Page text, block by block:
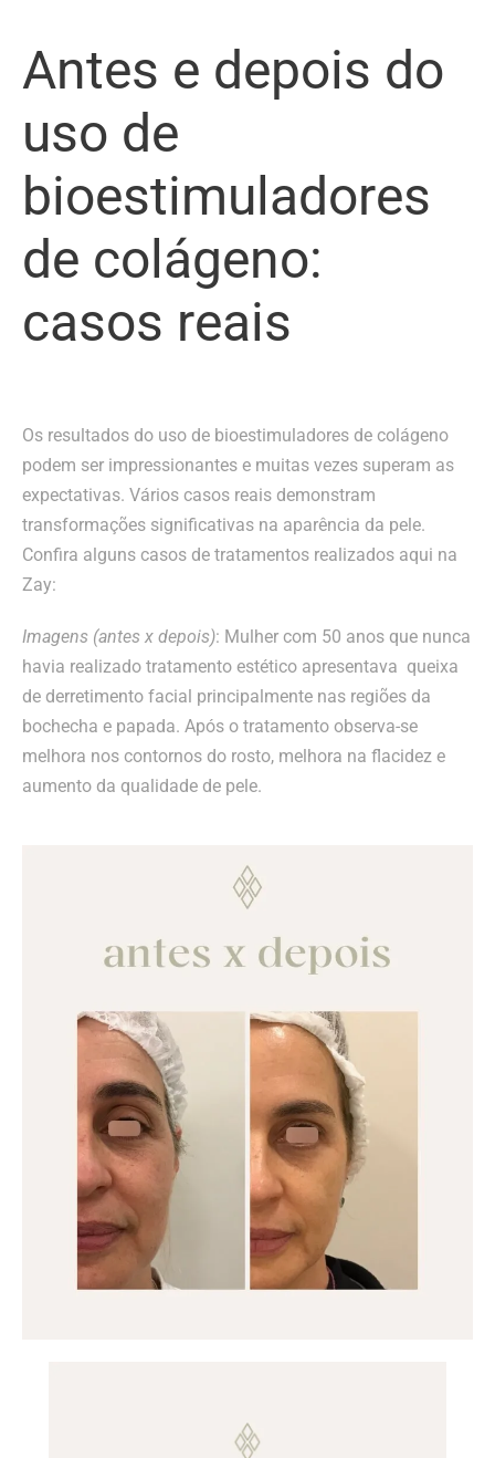
Antes e depois do
uso de
bioestimuladores
de colágeno:
casos reais
Os resultados do uso de bioestimuladores de colágeno
podem ser impressionantes e muitas vezes superam as
expectativas. Vários casos reais demonstram
transformações significativas na aparência da pele.
Confira alguns casos de tratamentos realizados aqui na
Zay:
Imagens (antes x depois): Mulher com 50 anos que nunca
havia realizado tratamento estético apresentava queixa
de derretimento facial principalmente nas regiões da
bochecha e papada. Após o tratamento observa-se
melhora nos contornos do rosto, melhora na flacidez e
aumento da qualidade de pele.